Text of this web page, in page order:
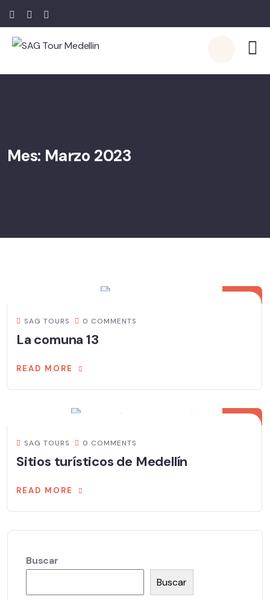
Mes: Marzo 2023
SAG TOURS 0 COMMENTS
La comuna 13
READ MORE
04
SAG TOURS 0 COMMENTS
Sitios turísticos de Medellín
READ MORE
Buscar
Buscar